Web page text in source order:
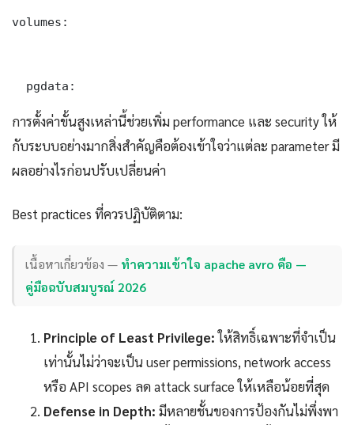
volumes:
  pgdata:
การตั้งค่าขั้นสูงเหล่านี้ช่วยเพิ่ม performance และ security ให้
กับระบบอย่างมากสิ่งสำคัญคือต้องเข้าใจว่าแต่ละ parameter มี
ผลอย่างไรก่อนปรับเปลี่ยนค่า
Best practices ที่ควรปฏิบัติตาม:
เนื้อหาเกี่ยวข้อง — ทำความเข้าใจ apache avro คือ —
คู่มือฉบับสมบูรณ์ 2026
Principle of Least Privilege:ให้สิทธิ์เฉพาะที่จำเป็น
เท่านั้นไม่ว่าจะเป็น user permissions, network access
หรือ API scopes ลด attack surface ให้เหลือน้อยที่สุด
Defense in Depth: มีหลายชั้นของการป้องกันไม่พึ่งพา